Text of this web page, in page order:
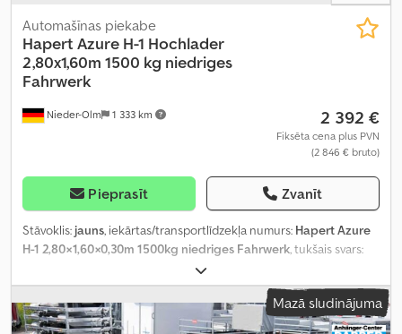
Nieder-Olm 1 333 km
Automašīnas piekabe
Hapert Azure H-1 Hochlader
2,80x1,60m 1500 kg niedriges
Fahrwerk
2 392 €
Fiksēta cena plus PVN
(2 846 € bruto)
Pieprasīt Zvanīt
Stāvoklis: jauns, iekārtas/transportlīdzekļa numurs: Hapert Azure
H-1 2,80×1,60×0,30m 1500kg niedriges Fahrwerk, tukšais svars:
1 136 kg
asu konfigurācija:1 ass, krautuves garums:2 800 mm, iekraušanas
vietas platums:1 600 mm, iekraušanas telpas augstums:300 mm,
Aprīkojums:augšupielādētājs,
Mazā sludinājuma